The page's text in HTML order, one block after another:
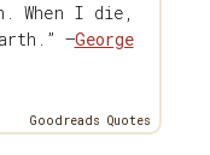
When I die,
—George
Goodreads Quotes